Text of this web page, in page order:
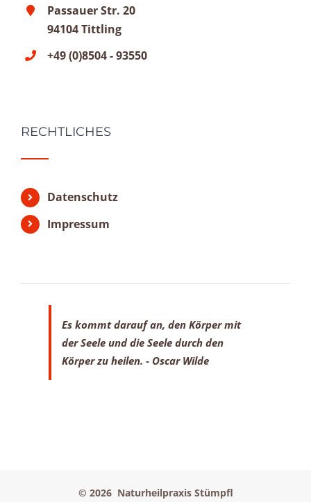
Passauer Str. 20
94104 Tittling
+49 (0)8504 - 93550
RECHTLICHES
Datenschutz
Impressum
Es kommt darauf an, den Körper mit
der Seele und die Seele durch den
Körper zu heilen. - Oscar Wilde
© 2026 Naturheilpraxis Stümpfl